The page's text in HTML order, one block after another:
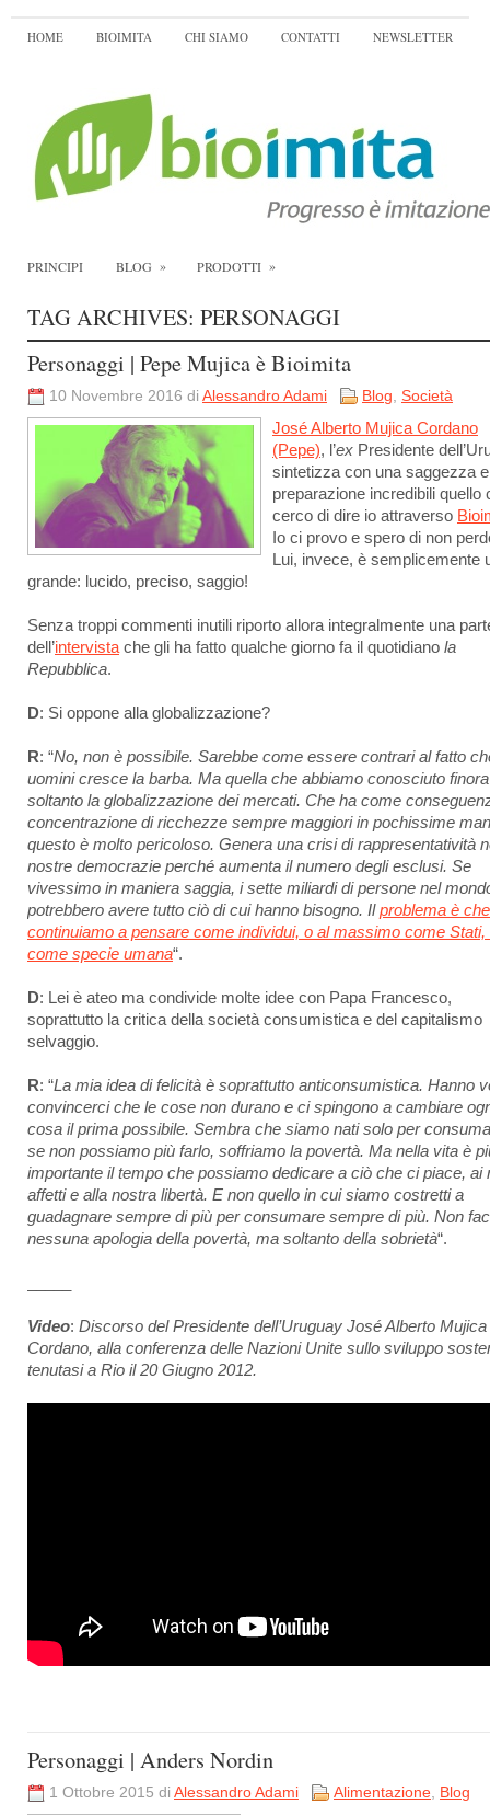
HOME BIOIMITA CHI SIAMO CONTATTI NEWSLETTER
PRINCIPI BLOG » PRODOTTI »
TAG ARCHIVES: PERSONAGGI
Personaggi | Pepe Mujica è Bioimita
10 Novembre 2016 di Alessandro Adami Blog, Società
José Alberto Mujica Cordano
(Pepe), l’ex Presidente
sintetizza con una saggezza
preparazione incredibili quello
cerco di dire io attraverso
Io ci provo e spero di non
Lui, invece, è semplicemente
grande: lucido, preciso, saggio!
Senza troppi commenti inutili riporto allora integralmente una
dell’intervista che gli ha fatto qualche giorno fa il quotidiano la
Repubblica.
D: Si oppone alla globalizzazione?
R: “No, non è possibile. Sarebbe come essere contrari al fatto
uomini cresce la barba. Ma quella che abbiamo conosciuto
soltanto la globalizzazione dei mercati. Che ha come
concentrazione di ricchezze sempre maggiori in pochissime
questo è molto pericoloso. Genera una crisi di rappresentatività
nostre democrazie perché aumenta il numero degli esclusi. Se
vivessimo in maniera saggia, i sette miliardi di persone nel
potrebbero avere tutto ciò di cui hanno bisogno. Ilproblema è che
continuiamo a pensare come individui, o al massimo come Stati,
come specie umana“.
D: Lei è ateo ma condivide molte idee con Papa Francesco,
soprattutto la critica della società consumistica e del capitalismo
selvaggio.
R: “La mia idea di felicità è soprattutto anticonsumistica. Hanno
convincerci che le cose non durano e ci spingono a cambiare
cosa il prima possibile. Sembra che siamo nati solo per
se non possiamo più farlo, soffriamo la povertà. Ma nella vita è
importante il tempo che possiamo dedicare a ciò che ci piace, ai
affetti e alla nostra libertà. E non quello in cui siamo costretti a
guadagnare sempre di più per consumare sempre di più. Non
nessuna apologia della povertà, ma soltanto della sobrietà“.
Video: Discorso del Presidente dell’Uruguay José Alberto Mujica
Cordano, alla conferenza delle Nazioni Unite sullo sviluppo
tenutasi a Rio il 20 Giugno 2012.
Personaggi | Anders Nordin
1 Ottobre 2015 di Alessandro Adami Alimentazione, Blog